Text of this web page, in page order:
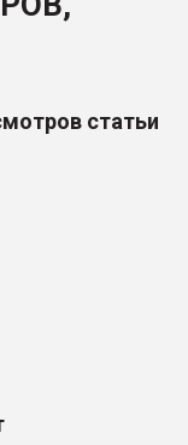
Всё, что касается
статьи